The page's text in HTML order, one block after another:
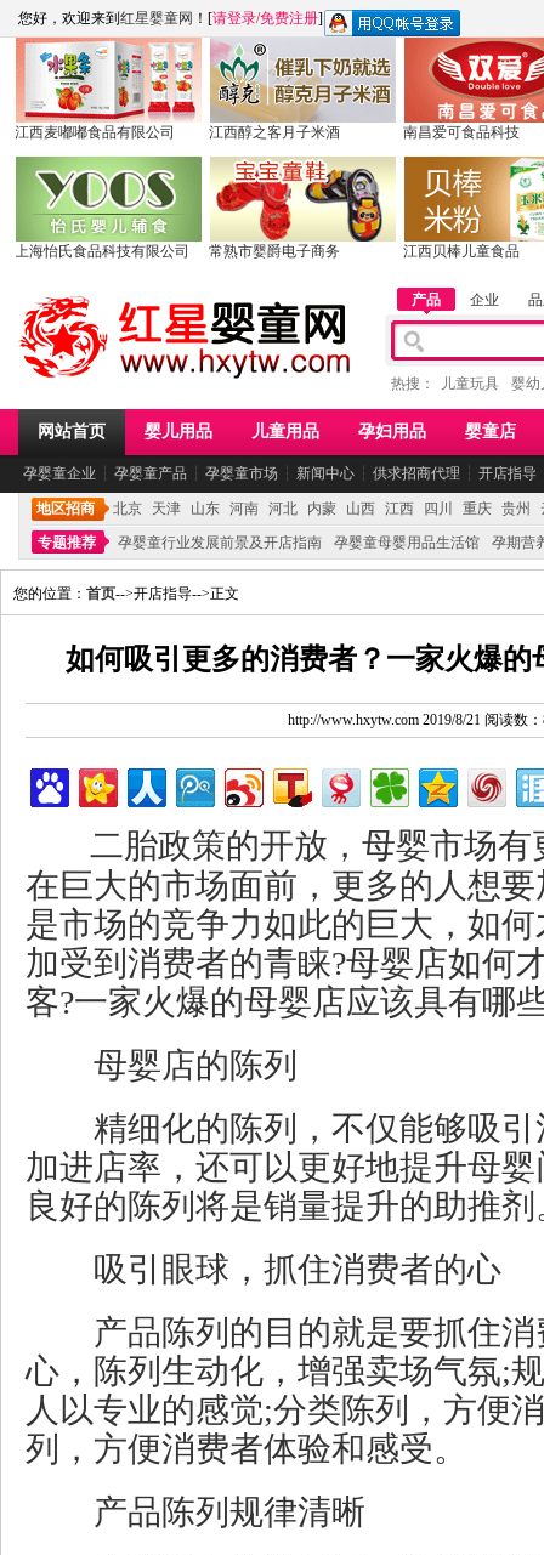
您好，欢迎来到 红星婴童网 ！[请登录/免费注册]
江西麦嘟嘟食品有限公司 江西醇之客月子米酒 南昌爱可食品科技
上海怡氏食品科技有限公司 常熟市婴爵电子商务 江西贝棒儿童食品
产品 企业
热搜： 儿童玩具 婴幼
网站首页 婴儿用品 儿童用品 孕妇用品 婴童店
孕婴童企业 ┆ 孕婴童产品 ┆ 孕婴童市场 ┆ 新闻中心 ┆ 供求招商代理 ┆ 开店指导
地区招商 北京 天津 山东 河南 河北 内蒙 山西 江西 四川 重庆 贵州
专题推荐
孕婴童行业发展前景及开店指南 孕婴童母婴用品生活馆 孕期营
您的位置： 首页-->开店指导-->正文
如何吸引更多的消费者？一家火爆
http://www.hxytw.com 2019/8/21 阅读数
二胎政策的开放，母婴市场有
在巨大的市场面前，更多的人想
是市场的竞争力如此的巨大，如
加受到消费者的青睐?母婴店如何
客?一家火爆的母婴店应该具有哪
母婴店的陈列
精细化的陈列，不仅能够吸引
加进店率，还可以更好地提升母
良好的陈列将是销量提升的助推剂
吸引眼球，抓住消费者的心
产品陈列的目的就是要抓住消
心，陈列生动化，增强卖场气氛;
人以专业的感觉;分类陈列，方便
列，方便消费者体验和感受。
产品陈列规律清晰